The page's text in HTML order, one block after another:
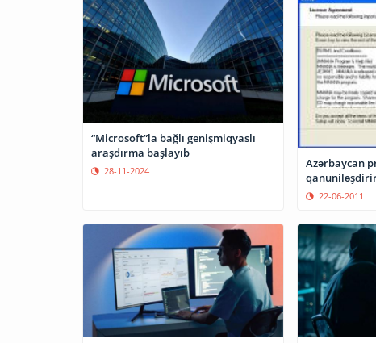
“Microsoft”la bağlı genişmiqyaslı
araşdırma başlayıb
28-11-2024
Azərbaycan
22-06-2011